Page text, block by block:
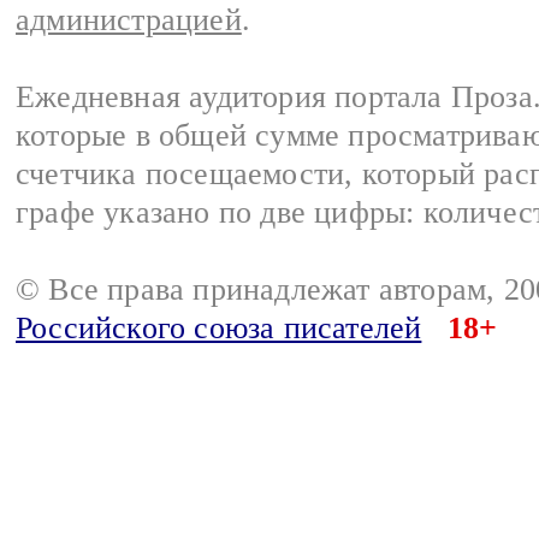
администрацией.
Ежедневная аудитория портала
которые в общей сумме
счетчика посещаемости, который
графе указано по две цифры:
© Все права принадлежат авторам,
Российского союза писателей
18+